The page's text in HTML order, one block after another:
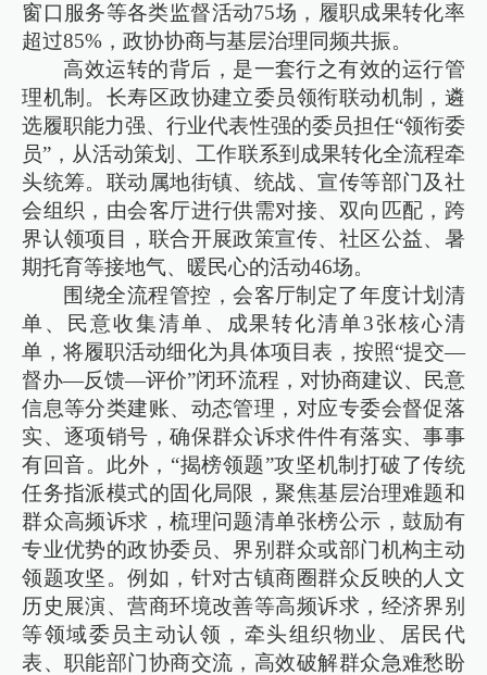
窗口服务等各类监督活动75场，履职成果转化率
超过85%，政协协商与基层治理同频共振。
高效运转的背后，是一套行之有效的运行管
理机制。长寿区政协建立委员领衔联动机制，遴
选履职能力强、行业代表性强的委员担任“领衔委
员”，从活动策划、工作联系到成果转化全流程牵
头统筹。联动属地街镇、统战、宣传等部门及社
会组织，由会客厅进行供需对接、双向匹配，跨
界认领项目，联合开展政策宣传、社区公益、暑
期托育等接地气、暖民心的活动46场。
围绕全流程管控，会客厅制定了年度计划清
单、民意收集清单、成果转化清单3张核心清
单，将履职活动细化为具体项目表，按照“提交—
督办—反馈—评价”闭环流程，对协商建议、民意
信息等分类建账、动态管理，对应专委会督促落
实、逐项销号，确保群众诉求件件有落实、事事
有回音。此外，“揭榜领题”攻坚机制打破了传统
任务指派模式的固化局限，聚焦基层治理难题和
群众高频诉求，梳理问题清单张榜公示，鼓励有
专业优势的政协委员、界别群众或部门机构主动
领题攻坚。例如，针对古镇商圈群众反映的人文
历史展演、营商环境改善等高频诉求，经济界别
等领域委员主动认领，牵头组织物业、居民代
表、职能部门协商交流，高效破解群众急难愁盼